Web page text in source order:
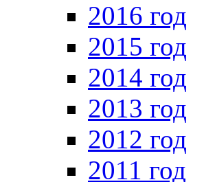
2016 год
2015 год
2014 год
2013 год
2012 год
2011 год